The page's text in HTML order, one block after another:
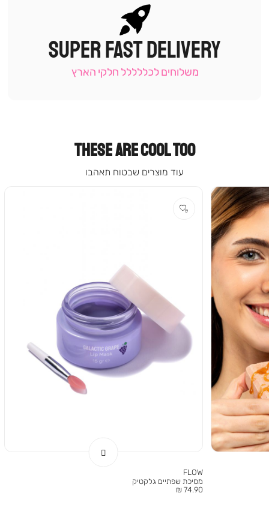
|
תומכי
-
SUPER FAST DELIVERY
משלוחים לכללללל חלקי הארץ
THESE ARE COOL TOO
עוד מוצרים שבטוח תאהבו
FLOW
מסיכת שפתיים גלקטיק
מחיר
74.90 ₪